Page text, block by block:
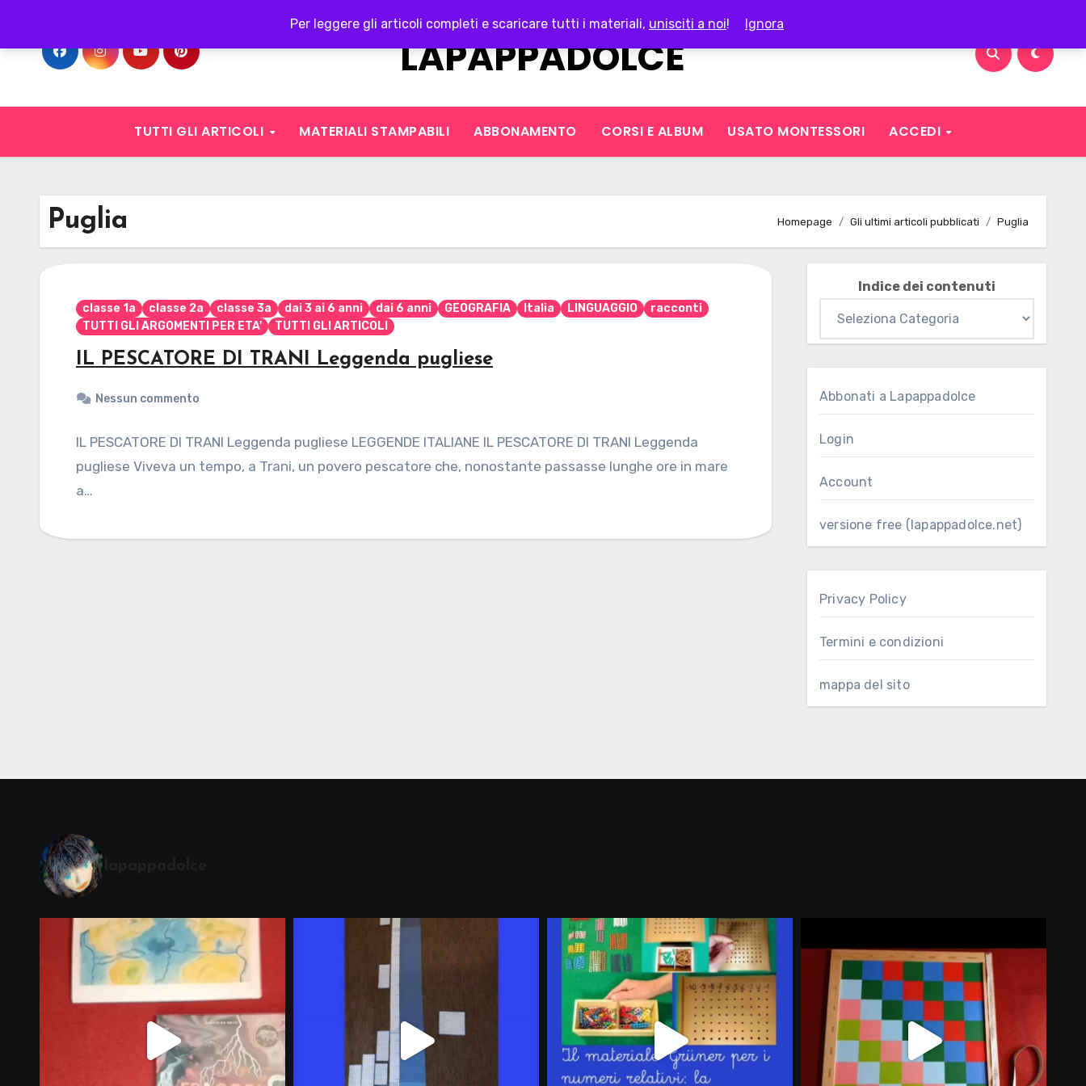
Per leggere gli articoli completi e scaricare tutti i materiali, unisciti a noi! Ignora
content
LAPAPPADOLCE
TUTTI GLI ARTICOLI MATERIALI STAMPABILI ABBONAMENTO CORSI E ALBUM USATO MONTESSORI ACCEDI
Puglia Homepage Gli ultimi articoli pubblicati Puglia
classe 1a classe 2a classe 3a dai 3 ai 6 anni dai 6 anni GEOGRAFIA Italia LINGUAGGIO
racconti
TUTTI GLI ARGOMENTI PER ETA'
TUTTI GLI ARTICOLI
IL PESCATORE DI TRANI Leggenda pugliese
Nessun commento
IL PESCATORE DI TRANI Leggenda pugliese LEGGENDE ITALIANE IL PESCATORE DI TRANI Leggenda
pugliese Viveva un tempo, a Trani, un povero pescatore che, nonostante passasse lunghe ore in mare
a…
Indice dei contenuti
Abbonati a Lapappadolce
Login
Account
versione free (lapappadolce.net)
Privacy Policy
Termini e condizioni
mappa del sito